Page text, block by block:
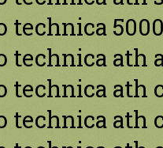
technica 5000
technica ath
technica ath
technica ath